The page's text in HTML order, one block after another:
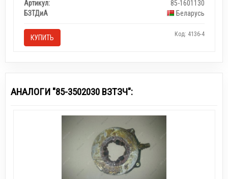
Артикул:
85-1601130
БЗТДиА
Беларусь
КУПИТЬ Код: 4136-4
АНАЛОГИ "85-3502030 ВЗТЗЧ":